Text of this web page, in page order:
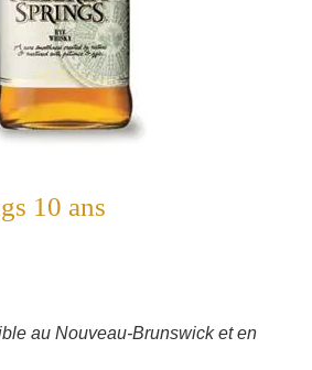
10 ans
au Nouveau-Brunswick et en